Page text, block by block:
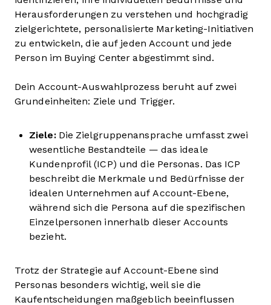
Herausforderungen zu verstehen und hochgradig
zielgerichtete, personalisierte Marketing-Initiativen
zu entwickeln, die auf jeden Account und jede
Person im Buying Center abgestimmt sind.
Dein Account-Auswahlprozess beruht auf zwei
Grundeinheiten: Ziele und Trigger.
Ziele:Die Zielgruppenansprache umfasst zwei
wesentliche Bestandteile — das ideale
Kundenprofil (ICP) und die Personas. Das ICP
beschreibt die Merkmale und Bedürfnisse der
idealen Unternehmen auf Account-Ebene,
während sich die Persona auf die spezifischen
Einzelpersonen innerhalb dieser Accounts
bezieht.
Trotz der Strategie auf Account-Ebene sind
Personas besonders wichtig, weil sie die
Kaufentscheidungen maßgeblich beeinflussen